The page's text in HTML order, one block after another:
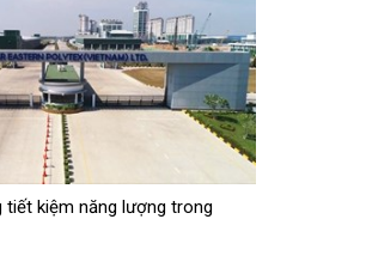
tiết kiệm năng lượng trong